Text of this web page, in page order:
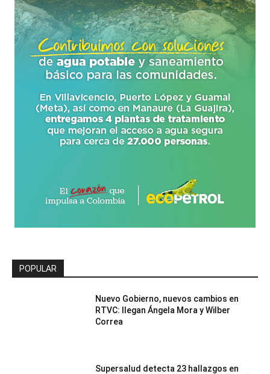
POPULAR
Nuevo Gobierno, nuevos cambios en
RTVC: llegan Ángela Mora y Wilber
Correa
Supersalud detecta 23 hallazgos en